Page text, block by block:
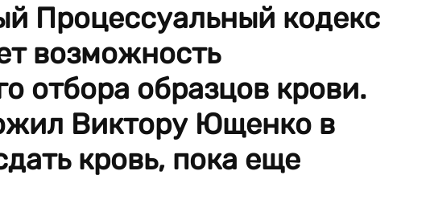
Процессуальный кодекс
возможность
отбора образцов крови.
Виктору Ющенко в
кровь, пока еще